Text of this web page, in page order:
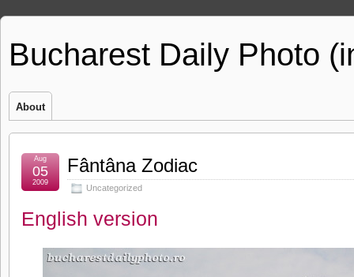
Bucharest Daily Photo
About
Fântâna Zodiac
Uncategorized
Aug
05
2009
English version